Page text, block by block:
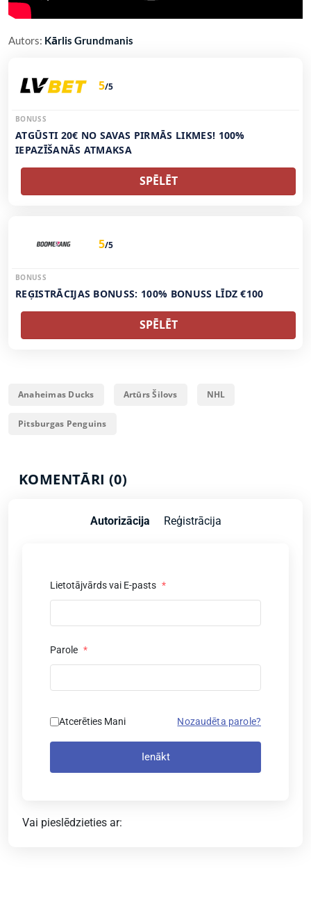
Autors: Kārlis Grundmanis
5/5
BONUSS
ATGŪSTI 20€ NO SAVAS PIRMĀS LIKMES! 100%
IEPAZĪŠANĀS ATMAKSA
SPĒLĒT
5/5
BONUSS
REĢISTRĀCIJAS BONUSS: 100% BONUSS LĪDZ €100
SPĒLĒT
Anaheimas Ducks Artūrs Šilovs NHL
Pitsburgas Penguins
KOMENTĀRI (0)
Autorizācija Reģistrācija
Lietotājvārds vai E-pasts *
Parole *
Atcerēties Mani Nozaudēta parole?
Ienākt
Vai pieslēdzieties ar: